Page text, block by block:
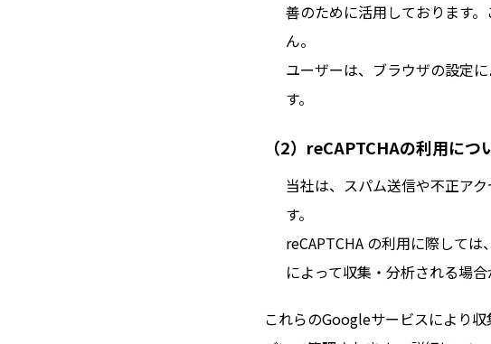
善のために活用しております
ん。
ユーザーは、ブラウザの設定
す。
（2）reCAPTCHAの利用につ
当社は、スパム送信や不正ア
す。
reCAPTCHA の利用に際して
によって収集・分析される場合
これらのGoogleサービスにより